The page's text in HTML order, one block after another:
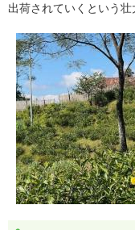
出荷されていくという